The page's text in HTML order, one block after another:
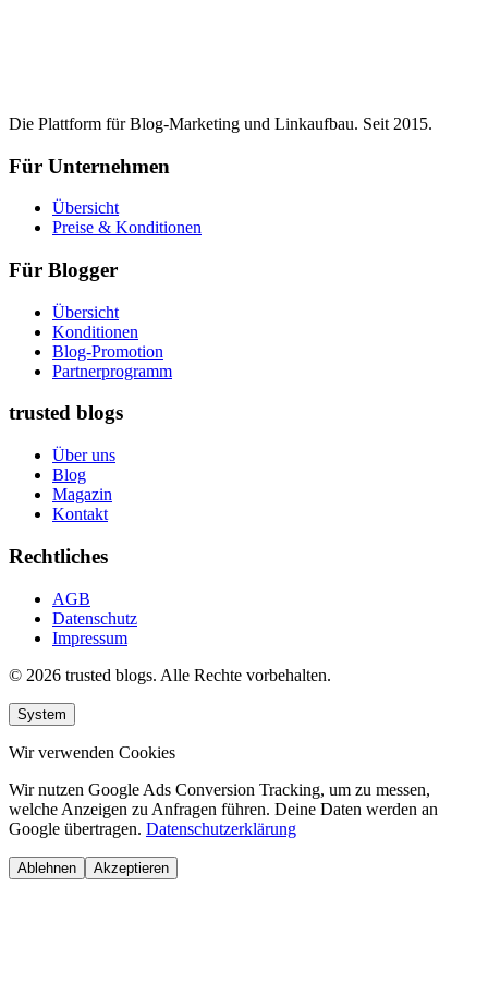
Die Plattform für Blog-Marketing und Linkaufbau. Seit 2015.
Für Unternehmen
Übersicht
Preise & Konditionen
Für Blogger
Übersicht
Konditionen
Blog-Promotion
Partnerprogramm
trusted blogs
Über uns
Blog
Magazin
Kontakt
Rechtliches
AGB
Datenschutz
Impressum
© 2026 trusted blogs. Alle Rechte vorbehalten.
System
Wir verwenden Cookies
Wir nutzen Google Ads Conversion Tracking, um zu messen,
welche Anzeigen zu Anfragen führen. Deine Daten werden an
Google übertragen. Datenschutzerklärung
Ablehnen Akzeptieren